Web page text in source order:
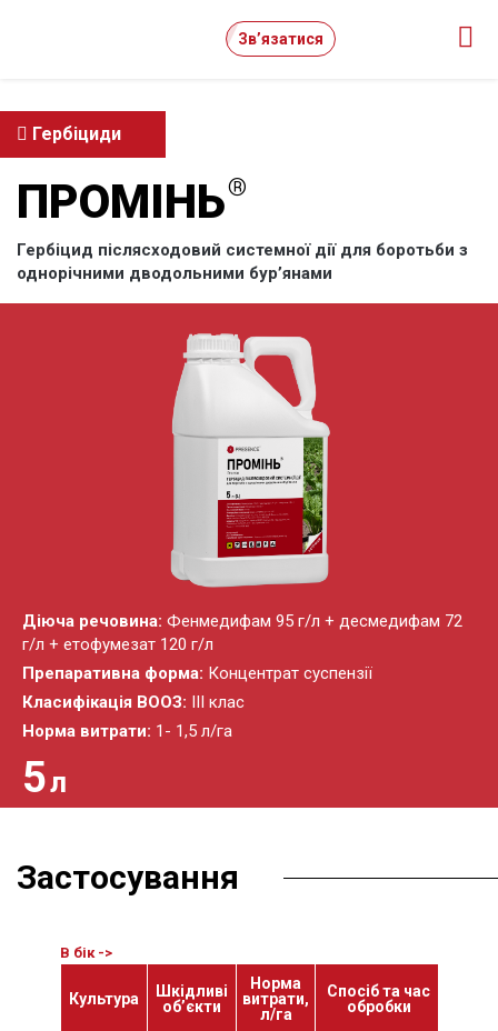
Зв’язатися
Гербіциди
ПРОМІНЬ
Гербіцид післясходовий системної дії для боротьби з
однорічними дводольними бур’янами
Діюча речовина: Фенмедифам 95 г/л + десмедифам 72
г/л + етофумезат 120 г/л
Препаративна форма: Концентрат суспензії
Класифікація ВООЗ: ІІІ клас
Норма витрати: 1- 1,5 л/га
5л
Застосування
Культура
Шкідливі
об’єкти
Норма
витрати,
л/га
Спосіб та час
обробки